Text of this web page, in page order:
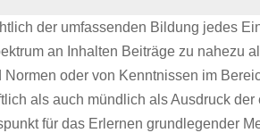
der umfassenden Bildung jedes
an Inhalten Beiträge zu nahezu
oder von Kenntnissen im
als auch mündlich als Ausdruck
für das Erlernen grundlegender